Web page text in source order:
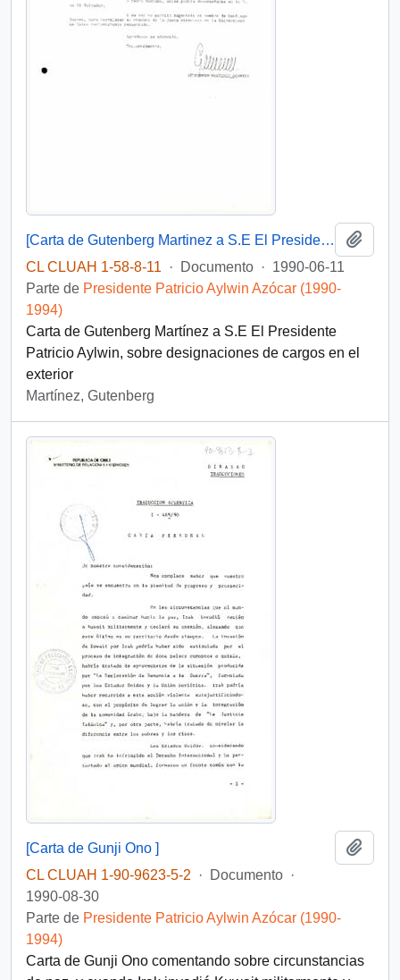
[Carta de Gutenberg Martinez a S.E El Presidente Patricio Aylwin]
CL CLUAH 1-58-8-11
· Documento · 1990-06-11
Parte de Presidente Patricio Aylwin Azócar (1990-
1994)
Carta de Gutenberg Martínez a S.E El Presidente
Patricio Aylwin, sobre designaciones de cargos en el
exterior
Martínez, Gutenberg
[Carta de Gunji Ono ]
CL CLUAH 1-90-9623-5-2
· Documento ·
1990-08-30
Parte de Presidente Patricio Aylwin Azócar (1990-
1994)
Carta de Gunji Ono comentando sobre circunstancias